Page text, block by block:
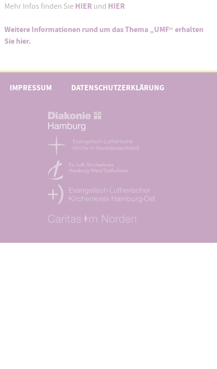
Mehr Infos finden Sie HIERund HIER
Weitere Informationen rund um das Thema „UMF“ erhalten
Sie hier.
IMPRESSUM DATENSCHUTZERKLÄRUNG